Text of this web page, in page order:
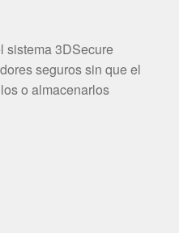
sistema 3DSecure
seguros sin que el
o almacenarlos